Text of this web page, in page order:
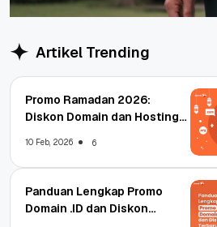
Artikel Trending
Promo Ramadan 2026:
Diskon Domain dan Hosting
10 Feb, 2026 6
Panduan Lengkap Promo
Domain .ID dan Diskon